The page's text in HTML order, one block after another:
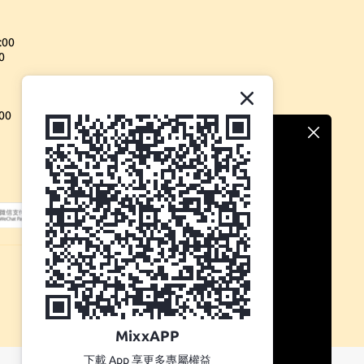
MixxAPP
下載 App 享更多專屬權益